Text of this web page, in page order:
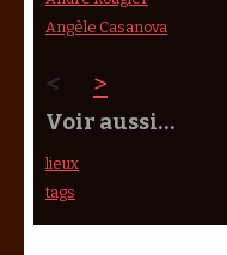
Angèle Casanova
< >
Voir aussi…
lieux
tags